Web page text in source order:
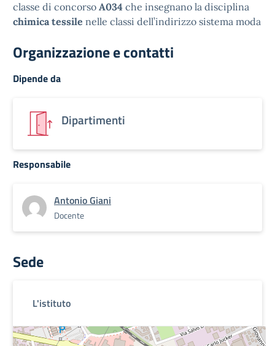
classe di concorso A034 che insegnano la disciplina
chimica tessile nelle classi dell’indirizzo sistema moda
Organizzazione e contatti
Dipende da
Dipartimenti
Responsabile
Antonio Giani
Docente
Sede
L'istituto